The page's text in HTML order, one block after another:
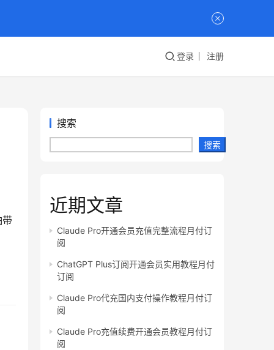
登录 注册
带
搜索
搜索
近期文章
Claude Pro开通会员充值完整流程月付订
阅
ChatGPT Plus订阅开通会员实用教程月付
订阅
Claude Pro代充国内支付操作教程月付订
阅
Claude Pro充值续费开通会员教程月付订
阅